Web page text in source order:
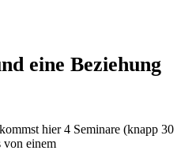
eine Beziehung
hier 4 Seminare (knapp 30
von einem